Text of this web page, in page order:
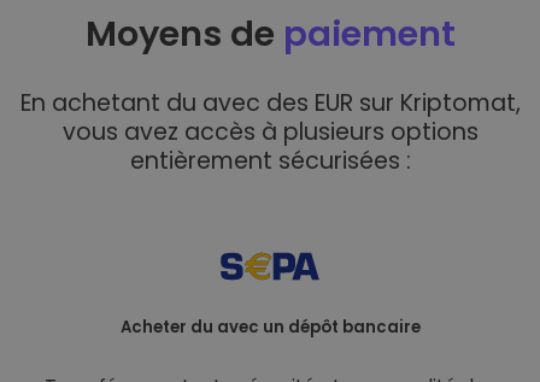
Moyens de paiement
En achetant du avec des EUR sur Kriptomat,
vous avez accès à plusieurs options
entièrement sécurisées :
Acheter du avec un dépôt bancaire